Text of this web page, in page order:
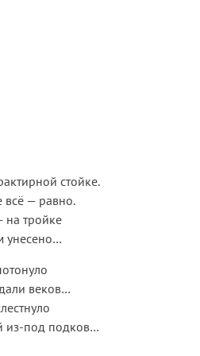
стойке.
всё — равно.
на тройке
унесено…
веков…
из-под подков…